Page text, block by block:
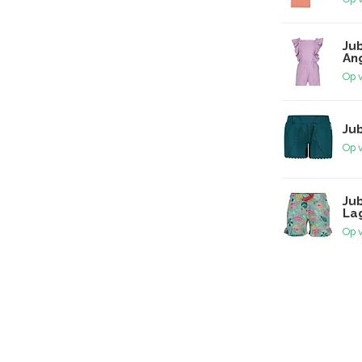
Op
Op
Op